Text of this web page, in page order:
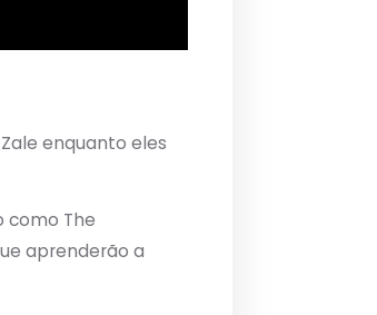
enquanto eles
como The
aprenderão a